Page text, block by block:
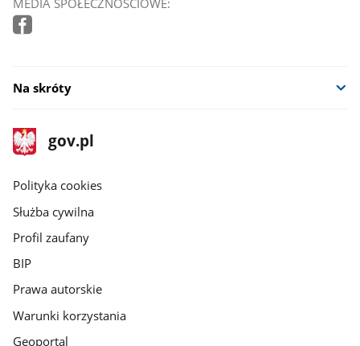
Na skróty
stopka
gov.pl
Strona
gov.pl
gov.pl
Polityka cookies
Służba cywilna
Profil zaufany
BIP
Prawa autorskie
Warunki korzystania
Geoportal